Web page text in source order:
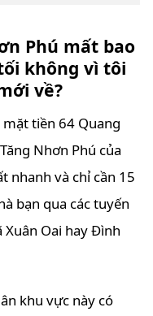
Phú mất bao
không vì tôi
về?
tiền 64 Quang
Nhơn Phú của
nhanh và chỉ cần 15
bạn qua các tuyến
Xuân Oai hay Đình
khu vực này có